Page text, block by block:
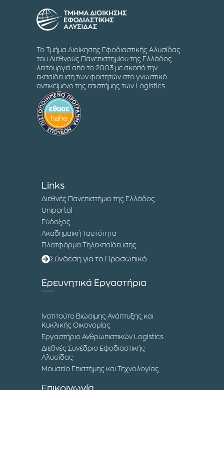
Το Τμήμα Διοίκησης Εφοδιαστικής Αλυσίδας
του Διεθνούς Πανεπιστημίου της Ελλάδος
λειτουργεί από το 2003 με σκοπό την
εκπαίδευση των φοιτητών στο γνωστικό
αντικείμενο της επιστήμης των Logistics.
Links
Διεθνές Πανεπιστήμιο της Ελλάδος
Uniportal
Εύδοξος
Ακαδημαϊκή Ταυτότητα
Πλατφόρμα Τηλεκπαίδευσης
Σύνδεση για το Προσωπικό
Ερευνητικά Εργαστήρια
Ινστιτούτο Βιώσιμης Ανάπτυξης και
Κυκλικής Οικονομίας
Εργαστήριο Ανθρωπιστικών Logistics
Διεθνές Συνέδριο Εφοδιαστικής
Αλυσίδας
Μουσείο Επιστήμης και Τεχνολογίας
Επικοινωνία